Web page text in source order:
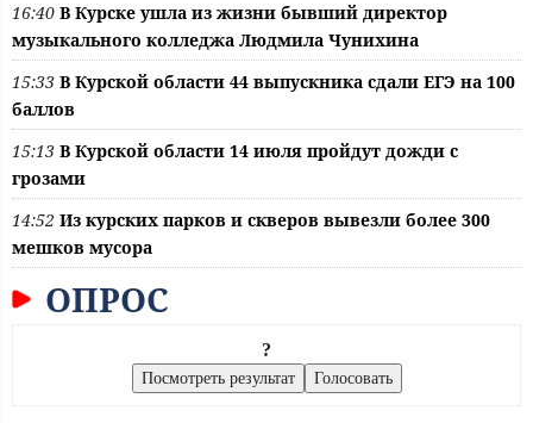
16:40 В Курске ушла из жизни бывший директор
музыкального колледжа Людмила Чунихина
15:33 В Курской области 44 выпускника сдали ЕГЭ на 100
баллов
15:13 В Курской области 14 июля пройдут дожди с
грозами
14:52 Из курских парков и скверов вывезли более 300
мешков мусора
ОПРОС
?